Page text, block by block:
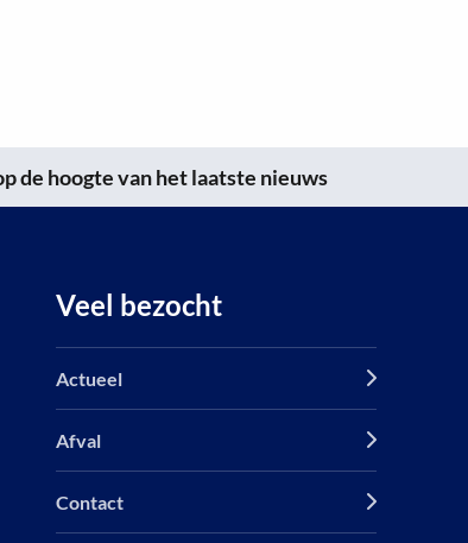
de hoogte van het laatste nieuws
Veel bezocht
Actueel
Afval
Contact